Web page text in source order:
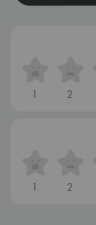
1 2
1 2